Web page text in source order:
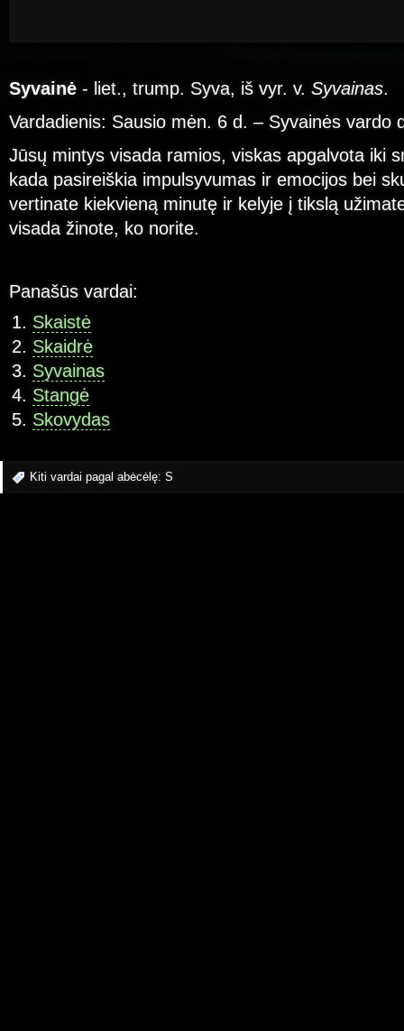
Syvainė - liet., trump. Syva, iš vyr. v. Syvainas.
Vardadienis: Sausio mėn. 6 d. – Syvainės vardo
Jūsų mintys visada ramios, viskas apgalvota iki
kada pasireiškia impulsyvumas ir emocijos bei
vertinate kiekvieną minutę ir kelyje į tikslą
visada žinote, ko norite.
Panašūs vardai:
Skaistė
Skaidrė
Syvainas
Stangė
Skovydas
Kiti vardai pagal abėcėlę: S